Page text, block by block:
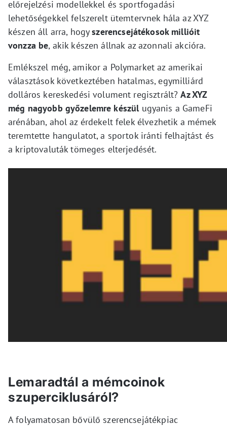
előrejelzési modellekkel és sportfogadási
lehetőségekkel felszerelt ütemtervnek hála az XYZ
készen áll arra, hogyszerencsejátékosok millióit
vonzza be, akik készen állnak az azonnali akcióra.
Emlékszel még, amikor a Polymarket az amerikai
választások következtében hatalmas, egymilliárd
dolláros kereskedési volument regisztrált?Az XYZ
még nagyobb győzelemre készülugyanis a GameFi
arénában, ahol az érdekelt felek élvezhetik a mémek
teremtette hangulatot, a sportok iránti felhajtást és
a kriptovaluták tömeges elterjedését.
Lemaradtál a mémcoinok
szuperciklusáról?
A folyamatosan bővülő szerencsejátékpiac